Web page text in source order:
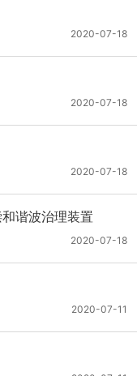
2020-07-18
2020-07-18
2020-07-18
谐波治理装置
2020-07-18
2020-07-11